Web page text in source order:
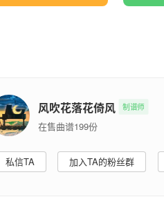
风吹花落花倚风 制谱师
在售曲谱199份
私信TA 加入TA的粉丝群